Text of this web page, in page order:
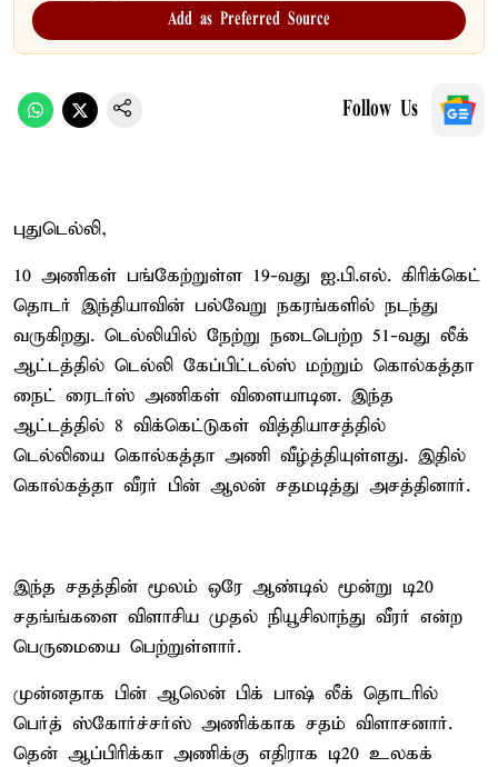
Add as Preferred Source
Follow Us
புதுடெல்லி,
10 அணிகள் பங்கேற்றுள்ள 19-வது ஐ.பி.எல். கிரிக்கெட்
தொடர் இந்தியாவின் பல்வேறு நகரங்களில் நடந்து
வருகிறது. டெல்லியில் நேற்று நடைபெற்ற 51-வது லீக்
ஆட்டத்தில் டெல்லி கேப்பிட்டல்ஸ் மற்றும் கொல்கத்தா
நைட் ரைடர்ஸ் அணிகள் விளையாடின. இந்த
ஆட்டத்தில் 8 விக்கெட்டுகள் வித்தியாசத்தில்
டெல்லியை கொல்கத்தா அணி வீழ்த்தியுள்ளது. இதில்
கொல்கத்தா வீரர் பின் ஆலன் சதமடித்து அசத்தினார்.
இந்த சதத்தின் மூலம் ஒரே ஆண்டில் மூன்று டி20
சதங்ங்களை விளாசிய முதல் நியூசிலாந்து வீரர் என்ற
பெருமையை பெற்றுள்ளார்.
முன்னதாக பின் ஆலென் பிக் பாஷ் லீக் தொடரில்
பெர்த் ஸ்கோர்ச்சர்ஸ் அணிக்காக சதம் விளாசனார்.
தென் ஆப்பிரிக்கா அணிக்கு எதிராக டி20 உலகக்